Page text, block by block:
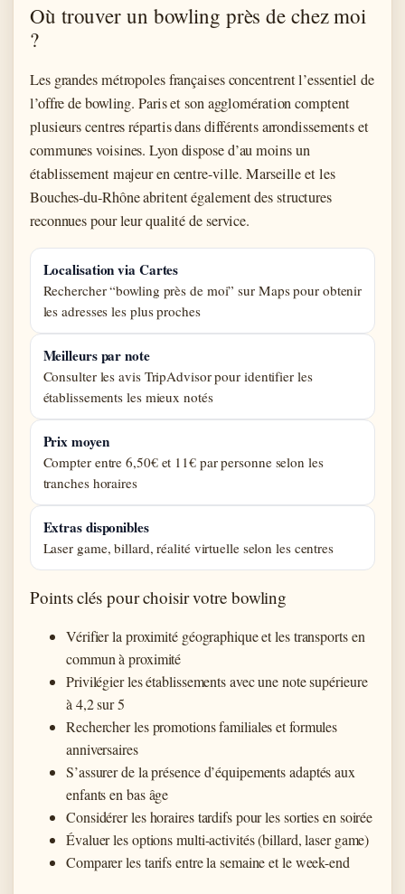
Où trouver un bowling près de chez moi
?
Les grandes métropoles françaises concentrent l’essentiel de
l’offre de bowling. Paris et son agglomération comptent
plusieurs centres répartis dans différents arrondissements et
communes voisines. Lyon dispose d’au moins un
établissement majeur en centre-ville. Marseille et les
Bouches-du-Rhône abritent également des structures
reconnues pour leur qualité de service.
Localisation via Cartes
Rechercher “bowling près de moi” sur Maps pour obtenir
les adresses les plus proches
Meilleurs par note
Consulter les avis TripAdvisor pour identifier les
établissements les mieux notés
Prix moyen
Compter entre 6,50€ et 11€ par personne selon les
tranches horaires
Extras disponibles
Laser game, billard, réalité virtuelle selon les centres
Points clés pour choisir votre bowling
Vérifier la proximité géographique et les transports en
commun à proximité
Privilégier les établissements avec une note supérieure
à 4,2 sur 5
Rechercher les promotions familiales et formules
anniversaires
S’assurer de la présence d’équipements adaptés aux
enfants en bas âge
Considérer les horaires tardifs pour les sorties en soirée
Évaluer les options multi-activités (billard, laser game)
Comparer les tarifs entre la semaine et le week-end